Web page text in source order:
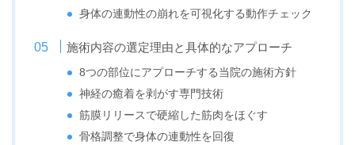
身体の連動性の崩れを可視化する動作チェック
施術内容の選定理由と具体的なアプローチ
8つの部位にアプローチする当院の施術方針
神経の癒着を剥がす専門技術
筋膜リリースで硬縮した筋肉をほぐす
骨格調整で身体の連動性を回復